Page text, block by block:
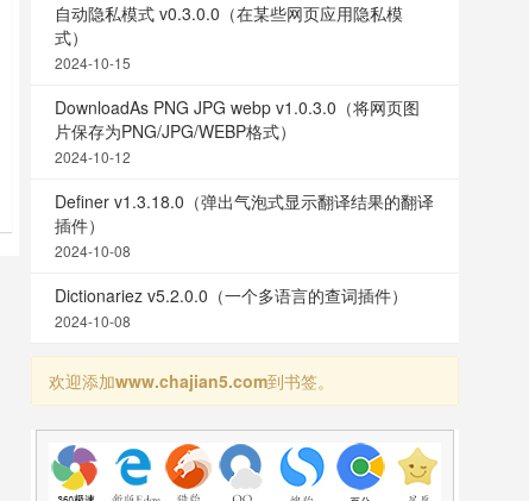
自动隐私模式 v0.3.0.0（在某些网页应用隐私模
式）
2024-10-15
DownloadAs PNG JPG webp v1.0.3.0（将网页图
片保存为PNG/JPG/WEBP格式）
2024-10-12
Definer v1.3.18.0（弹出气泡式显示翻译结果的翻译
插件）
2024-10-08
Dictionariez v5.2.0.0（一个多语言的查词插件）
2024-10-08
欢迎添加www.chajian5.com到书签。